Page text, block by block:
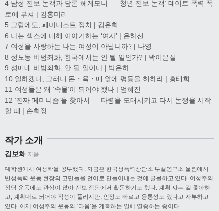
4 남성 진보 논객과 담론 헤게모니 — ‘청년 진보 논객’ 데이트 폭력 폭
로에 부쳐 | 김홍미리
5 그럼에도, 페미니스트 정치 | 김은희
6 나는 섹스에 대해 이야기하는 ‘여자’ | 은하선
7 여성을 사랑하는 나는 여성이 아닙니까? | 나영
8 성노동 비범죄화, 한국에서는 안 될 일인가? | 박이은실
9 성매매 비범죄화, 안 될 일이다 | 박은하
10 일하겠다, 그러니 돈・욕・매 앞에 평등을 허하라 | 홍태희
11 여성들은 왜 ‘속물’이 되어야 했나 | 엄혜진
12 ‘진짜 페미니즘’을 찾아서 — 타령을 도태시키고 다시 논쟁을 시작
할 때 | 손희정
작가 소개
김보화 지음
대학원에서 여성학을 공부했다. 지금은 한국성폭력상담소 부설연구소 울림에서
반성폭력 운동 현장의 고민들을 언어로 만들어내는 것에 골몰하고 있다. 여성주의
정당 운동에도 관심이 많아 진보 정당에서 활동하기도 했다. 계획 짜는 걸 좋아하
고, 계획대로 되어야 직성이 풀리지만, 인정도 빠르고 융통성도 있다고 자부하고
있다. 이제 여성주의 운동의 ‘다음’을 계획하는 일에 열중하는 중이다.